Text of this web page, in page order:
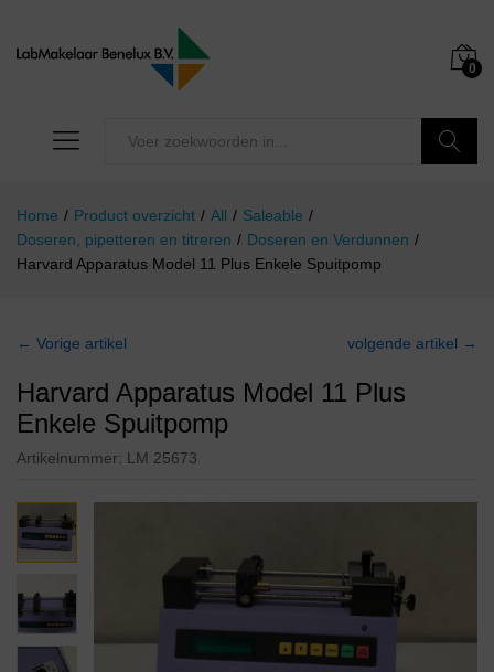
0
Home / Product overzicht / All / Saleable /
Doseren, pipetteren en titreren / Doseren en Verdunnen /
Harvard Apparatus Model 11 Plus Enkele Spuitpomp
← Vorige artikel volgende artikel →
Harvard Apparatus Model 11 Plus
Enkele Spuitpomp
Artikelnummer: LM 25673